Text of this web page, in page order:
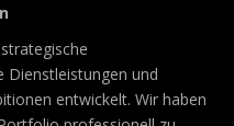
Dienstleistungen und
entwickelt. Wir haben